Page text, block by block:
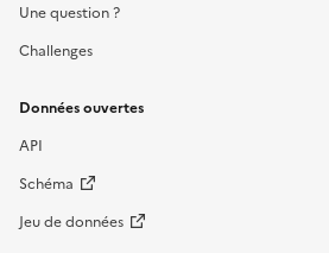
Une question ?
Challenges
Données ouvertes
API
Schéma
Jeu de données